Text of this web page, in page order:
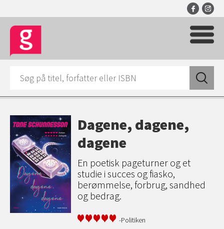
Dagene, dagene,
dagene
En poetisk pageturner og et
studie i succes og fiasko,
berømmelse, forbrug, sandhed
og bedrag.
-Politiken